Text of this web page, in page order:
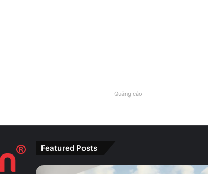
Quảng cáo
Featured Posts
PANTONE